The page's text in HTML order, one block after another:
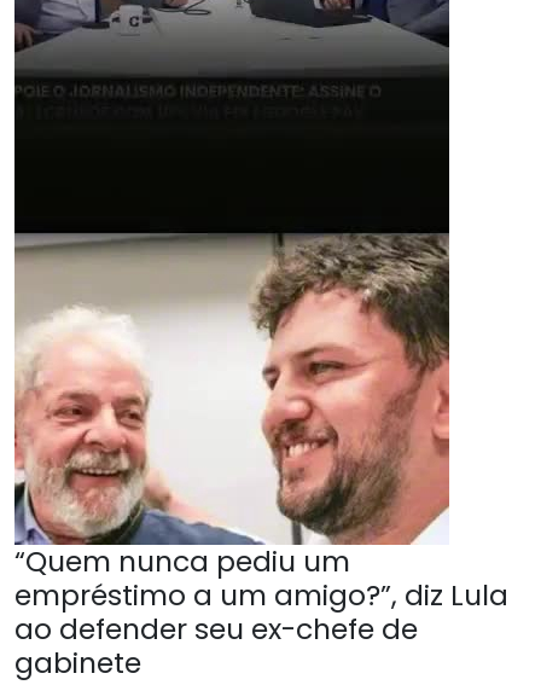
“Quem nunca pediu um
empréstimo a um amigo?”, diz Lula
ao defender seu ex-chefe de
gabinete